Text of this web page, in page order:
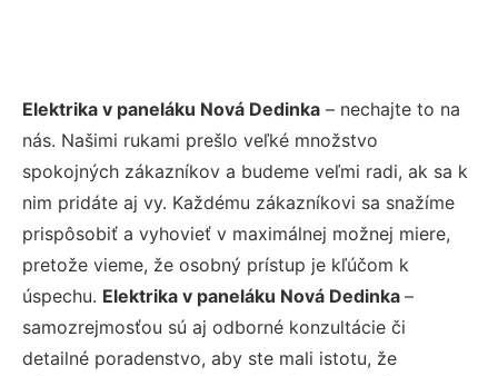
Elektrika v paneláku Nová Dedinka – nechajte to na
nás. Našimi rukami prešlo veľké množstvo
spokojných zákazníkov a budeme veľmi radi, ak sa k
nim pridáte aj vy. Každému zákazníkovi sa snažíme
prispôsobiť a vyhovieť v maximálnej možnej miere,
pretože vieme, že osobný prístup je kľúčom k
úspechu. Elektrika v paneláku Nová Dedinka –
samozrejmosťou sú aj odborné konzultácie či
detailné poradenstvo, aby ste mali istotu, že